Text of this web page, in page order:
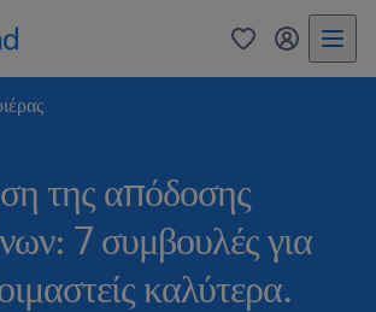
0 my
της απόδοσης
7 συμβουλές για
καλύτερα.